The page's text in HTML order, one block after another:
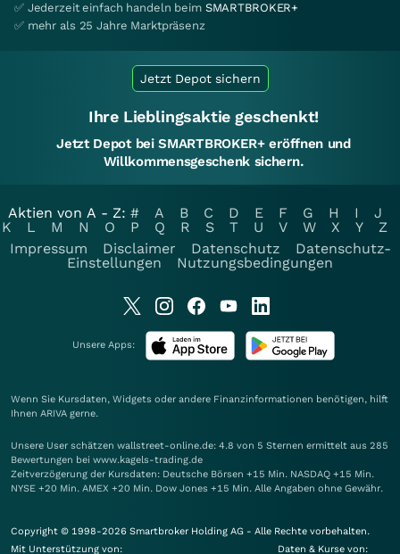
✅ Jederzeit einfach handeln beim SMARTBROKER+
✅ mehr als 25 Jahre Marktpräsenz
Jetzt Depot sichern
Ihre Lieblingsaktie geschenkt!
Jetzt Depot bei SMARTBROKER+ eröffnen und
Willkommensgeschenk sichern.
Aktien von A - Z: # A B C D E F G H I
J
K
L M N O P Q R S T U V W X Y
Z
Impressum
Disclaimer Datenschutz
Datenschutz-
Einstellungen
Nutzungsbedingungen
Unsere Apps:
Wenn Sie Kursdaten, Widgets oder andere Finanzinformationen benötigen, hilft
Ihnen ARIVA gerne.
Unsere User schätzen wallstreet-online.de: 4.8 von 5 Sternen ermittelt aus 285
Bewertungen bei www.kagels-trading.de
Zeitverzögerung der Kursdaten: Deutsche Börsen +15 Min. NASDAQ +15 Min.
NYSE +20 Min. AMEX +20 Min. Dow Jones +15 Min. Alle Angaben ohne Gewähr.
Copyright © 1998-2026 Smartbroker Holding AG - Alle Rechte vorbehalten.
Mit Unterstützung von:
Daten & Kurse von: